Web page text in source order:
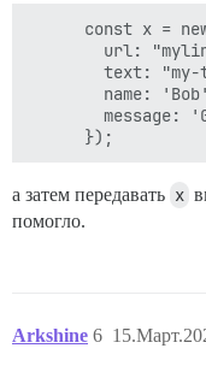
const x =
url:
text: "my-
name:
message:
а затем передавать x
помогло.
Arkshine 6